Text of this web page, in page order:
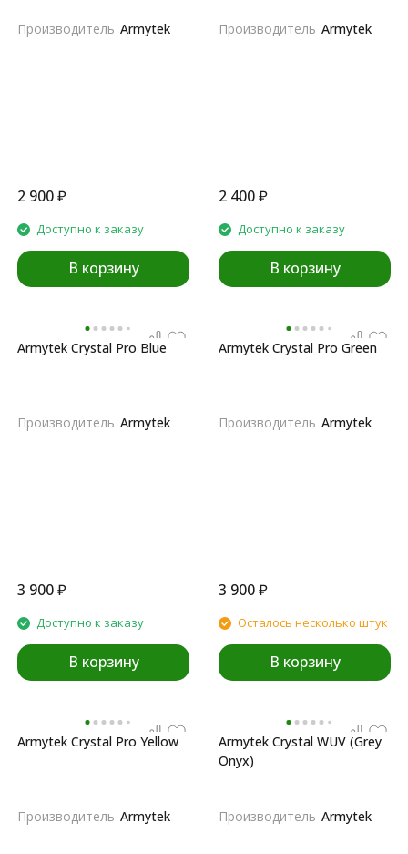
Производитель Armytek
2 900₽
Доступно к заказу
В корзину
Производитель Armytek
2 400₽
Доступно к заказу
В корзину
Armytek Crystal Pro Blue
Производитель Armytek
3 900₽
Доступно к заказу
В корзину
Armytek Crystal Pro Green
Производитель Armytek
3 900₽
Осталось несколько штук
В корзину
Armytek Crystal Pro Yellow
Производитель Armytek
Armytek Crystal WUV (Grey
Onyx)
Производитель Armytek